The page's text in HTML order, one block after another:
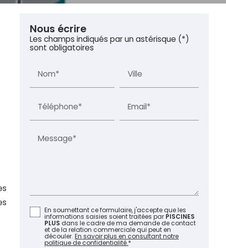
Nous écrire
Les champs indiqués par un astérisque (*)
sont obligatoires
Nom* Ville
Téléphone* Email*
Message*
En soumettant ce formulaire, j'accepte que les
informations saisies soient traitées par PISCINES
PLUS dans le cadre de ma demande de contact
et de la relation commerciale qui peut en
découler.En savoir plus en consultant notre
politique de confidentialité.*